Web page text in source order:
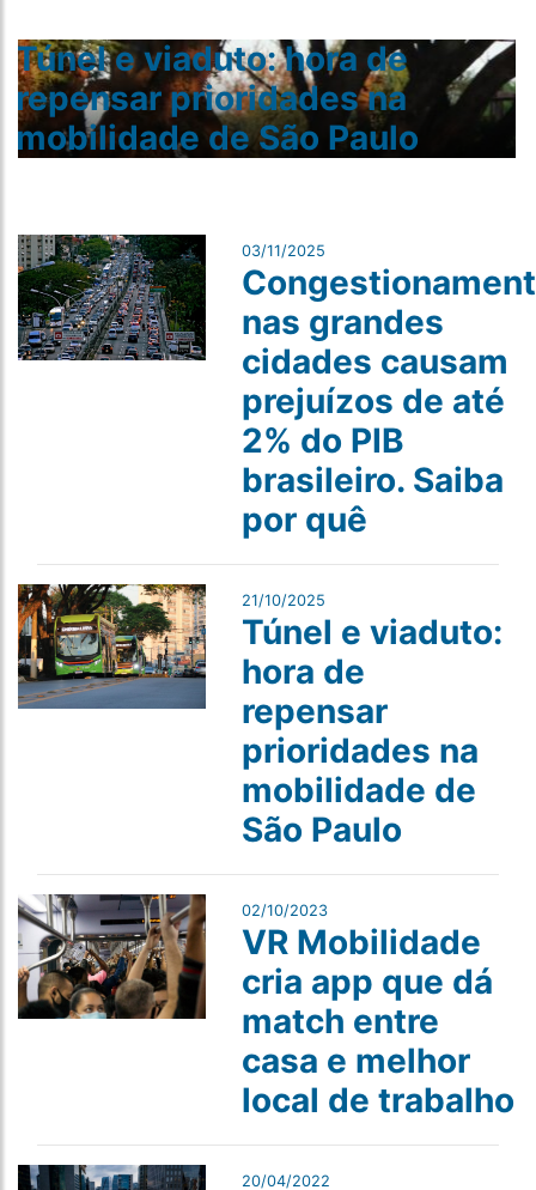
Túnel e viaduto: hora de
repensar prioridades na
mobilidade de São Paulo
03/11/2025
nas grandes
cidades causam
prejuízos de até
2% do PIB
brasileiro. Saiba
por quê
21/10/2025
Túnel e viaduto:
hora de
repensar
prioridades na
mobilidade de
São Paulo
02/10/2023
VR Mobilidade
cria app que dá
match entre
casa e melhor
local de trabalho
20/04/2022